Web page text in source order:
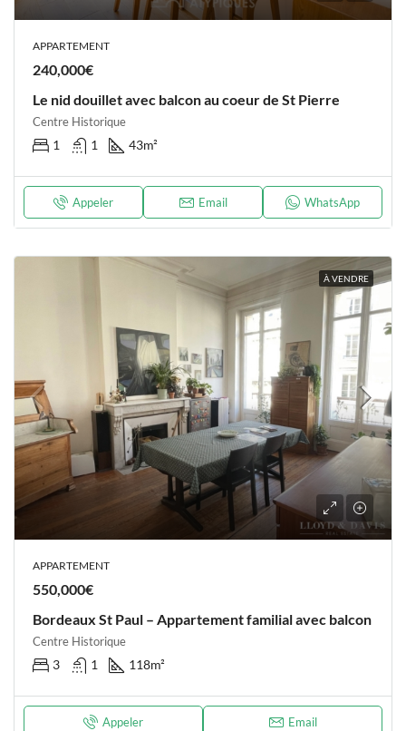
APPARTEMENT
240,000€
Le nid douillet avec balcon au coeur de St Pierre
Centre Historique
1 1 43m²
Appeler Email WhatsApp
À VENDRE
APPARTEMENT
550,000€
Bordeaux St Paul – Appartement familial avec balcon
Centre Historique
3 1 118m²
Appeler Email